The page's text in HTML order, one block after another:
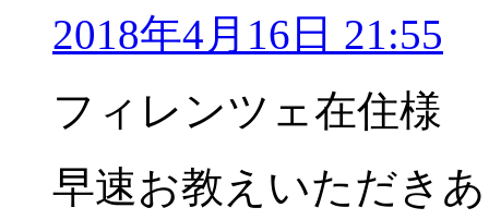
2018年4月16日 21:55
フィレンツェ在住様
早速お教えいただき